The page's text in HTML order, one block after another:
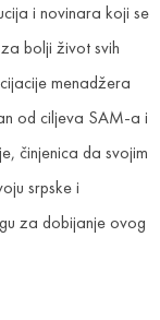
i novinara koji se
bolji život svih
menadžera
od ciljeva SAM-a i
činjenica da svojim
srpske i
za dobijanje ovog